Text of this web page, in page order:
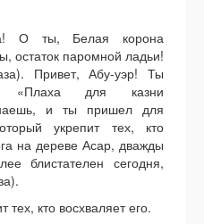
О ты, Белая корона
остаток паромной ладьи!
Привет, Абу-уэр! Ты
«Плаха для казни
и ты пришел для
укрепит тех, кто
на дереве Асар, дважды
блистателен сегодня,
кто восхваляет его.